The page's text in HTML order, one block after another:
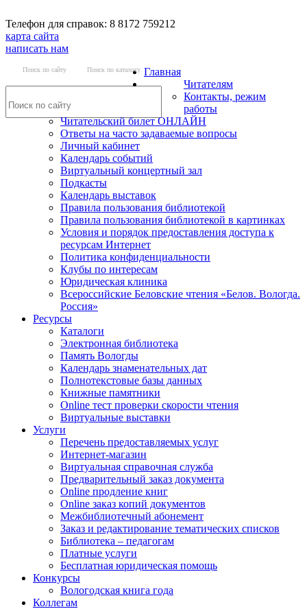
Телефон для справок: 8 8172 759212
карта сайта
написать нам
Поиск по сайту Поиск по каталогу Главная
Читателям
Контакты, режим
работы
Читательский билет ОНЛАЙН
Ответы на часто задаваемые вопросы
Личный кабинет
Календарь событий
Виртуальный концертный зал
Подкасты
Календарь выставок
Правила пользования библиотекой
Правила пользования библиотекой в картинках
Условия и порядок предоставления доступа к
ресурсам Интернет
Политика конфиденциальности
Клубы по интересам
Юридическая клиника
Всероссийские Беловские чтения «Белов. Вологда.
Россия»
Ресурсы
Каталоги
Электронная библиотека
Память Вологды
Календарь знаменательных дат
Полнотекстовые базы данных
Книжные памятники
Online тест проверки скорости чтения
Виртуальные выставки
Услуги
Перечень предоставляемых услуг
Интернет-магазин
Виртуальная справочная служба
Предварительный заказ документа
Online продление книг
Online заказ копий документов
Межбиблиотечный абонемент
Заказ и редактирование тематических списков
Библиотека – педагогам
Платные услуги
Бесплатная юридическая помощь
Конкурсы
Вологодская книга года
Коллегам